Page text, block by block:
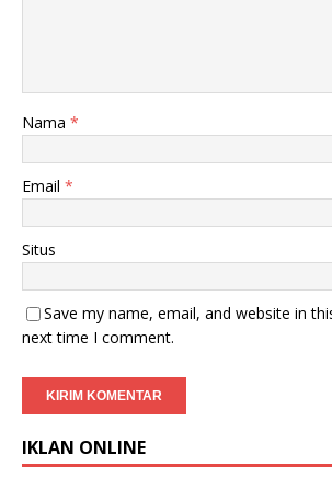
Nama *
Email *
Situs
Save my name, email, and website in
next time I comment.
IKLAN ONLINE